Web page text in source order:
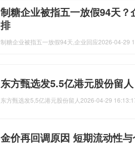
制糖企业被指五一放假94天
排
制糖企业被指五一放假94天,企业回应2026-04-29
东方甄选发5.5亿港元股份留
东方甄选发5,5亿港元股份留人 2026-04-29
金价再回调原因 短期流动性